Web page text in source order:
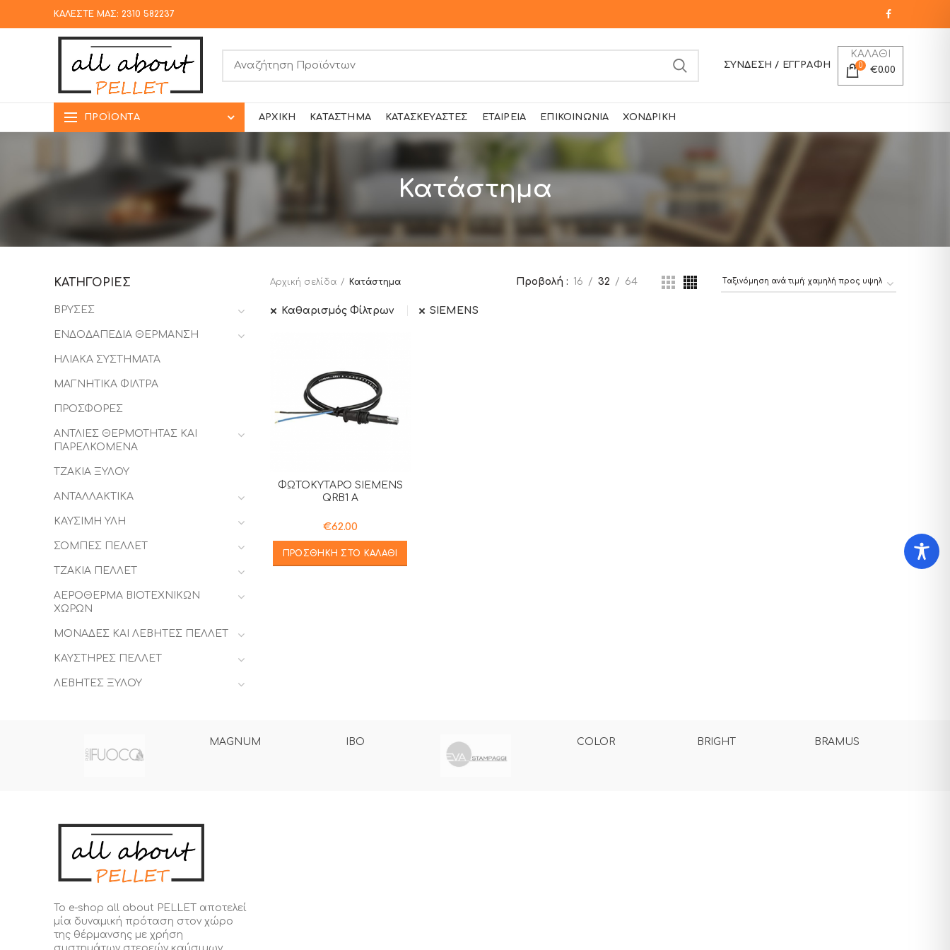
ΚΑΛΕΣΤΕ ΜΑΣ: 2310 582237
ΣΎΝΔΕΣΗ / ΕΓΓΡΑΦΉ
ΚΑΛΑΘΙ
0 €0.00
ΠΡΟΪΌΝΤΑ ΑΡΧΙΚΉ ΚΑΤΆΣΤΗΜΑ ΚΑΤΑΣΚΕΥΑΣΤΈΣ ΕΤΑΙΡΕΊΑ ΕΠΙΚΟΙΝΩΝΊΑ ΧΟΝΔΡΙΚΉ
Κατάστημα
Αρχική σελίδα Κατάστημα Προβολή 16 32 64
Καθαρισμός Φίλτρων SIEMENS
ΦΩΤΟΚΥΤΑΡΟ SIEMENS
QRB1 A
€62.00
ΠΡΟΣΘΉΚΗ ΣΤΟ ΚΑΛΆΘΙ
ΚΑΤΗΓΟΡΊΕΣ
ΒΡΥΣΕΣ
ΕΝΔΟΔΑΠΕΔΙΑ ΘΕΡΜΑΝΣΗ
ΗΛΙΑΚΑ ΣΥΣΤΗΜΑΤΑ
ΜΑΓΝΗΤΙΚΑ ΦΙΛΤΡΑ
ΠΡΟΣΦΟΡΕΣ
ΑΝΤΛΙΕΣ ΘΕΡΜΟΤΗΤΑΣ ΚΑΙ
ΠΑΡΕΛΚΟΜΕΝΑ
ΤΖΑΚΙΑ ΞΥΛΟΥ
ΑΝΤΑΛΛΑΚΤΙΚΑ
ΚΑΥΣΙΜΗ ΥΛΗ
ΣΟΜΠΕΣ ΠΕΛΛΕΤ
ΤΖΑΚΙΑ ΠΕΛΛΕΤ
ΑΕΡΟΘΕΡΜΑ ΒΙΟΤΕΧΝΙΚΩΝ
ΧΩΡΩΝ
ΜΟΝΑΔΕΣ ΚΑΙ ΛΕΒΗΤΕΣ ΠΕΛΛΕΤ
ΚΑΥΣΤΗΡΕΣ ΠΕΛΛΕΤ
ΛΕΒΗΤΕΣ ΞΥΛΟΥ
MAGNUM IBO COLOR BRIGHT BRAMUS
Το e-shop all about PELLET αποτελεί
μία δυναμική πρόταση στον χώρο
της θέρμανσης με χρήση